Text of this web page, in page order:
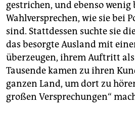
gestrichen, und ebenso
Wahlversprechen, wie sie bei
sind. Stattdessen suchte sie
das besorgte Ausland mit
überzeugen, ihrem Auftritt
Tausende kamen zu ihren
ganzen Land, um dort zu
großen Versprechungen“